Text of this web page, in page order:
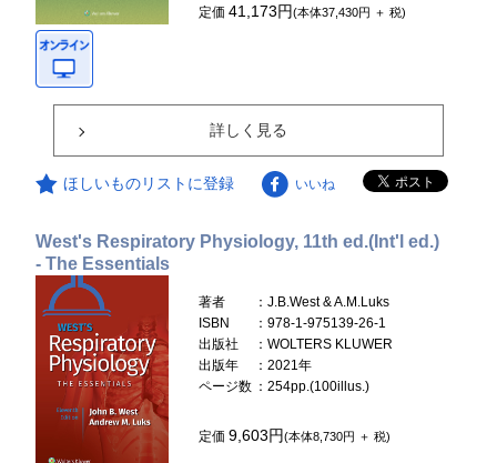
定価41,173円(本体37,430円 ＋ 税)
詳しく見る
ほしいものリストに登録 いいね
West's Respiratory Physiology, 11th ed.(Int'l ed.)
- The Essentials
著者
：J.B.West & A.M.Luks
ISBN
：978-1-975139-26-1
出版社
：WOLTERS KLUWER
出版年
：2021年
ページ数 ：254pp.(100illus.)
定価9,603円(本体8,730円 ＋ 税)